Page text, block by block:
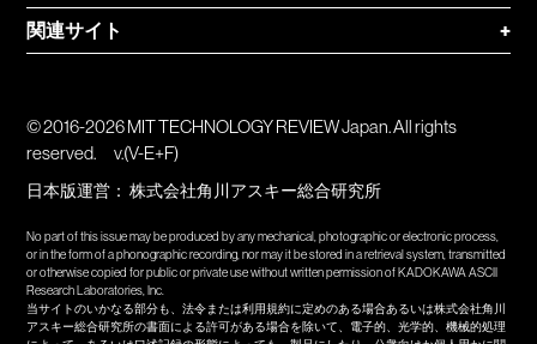
関連サイト
+
© 2016-2026 MIT TECHNOLOGY REVIEW Japan. All rights
reserved.
v.(V-E+F)
日本版運営：株式会社角川アスキー総合研究所
No part of this issue may be produced by any mechanical, photographic or electronic process,
or in the form of a phonographic recording, nor may it be stored in a retrieval system, transmitted
or otherwise copied for public or private use without written permission of KADOKAWA ASCII
Research Laboratories, Inc.
当サイトのいかなる部分も、法令または利用規約に定めのある場合あるいは株式会社角川
アスキー総合研究所の書面による許可がある場合を除いて、電子的、光学的、機械的処理